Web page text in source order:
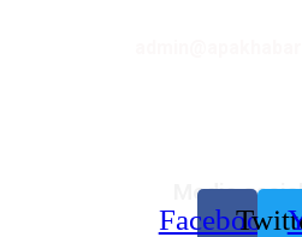
Media
Facebook